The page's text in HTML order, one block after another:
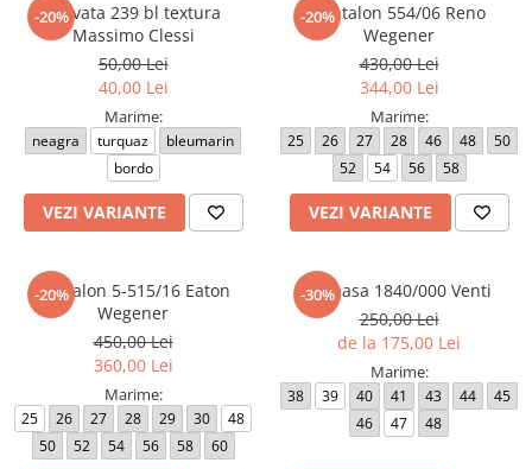
-20%
Cravata 239 bl textura
Massimo Clessi
50,00 Lei
40,00 Lei
Marime:
neagra turquaz
bleumarin
bordo
VEZI VARIANTE
-20%
Pantalon 554/06 Reno
Wegener
430,00 Lei
344,00 Lei
Marime:
25 26 27 28 46 48
50
52
54 56 58
VEZI VARIANTE
-20%
Pantalon 5-515/16 Eaton
Wegener
450,00 Lei
360,00 Lei
Marime:
25 26 27 28 29 30
48
50
52 54 56 58 60
-30%
Camasa 1840/000 Venti
250,00 Lei
de la 175,00 Lei
Marime:
38 39 40 41 43 44
45
46
47 48